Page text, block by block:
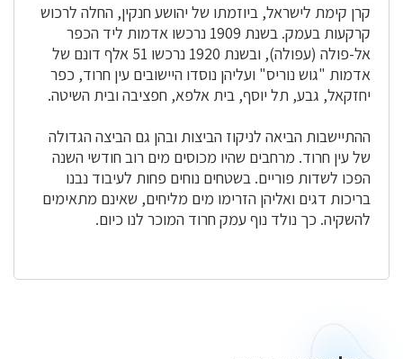
קרן קימת לישראל, ביוזמתו של יהושע חנקין, החלה לרכוש
קרקעות בעמק. בשנת 1909 נרכשו אדמות ליד הכפר
אל-פולה (עפולה), ובשנת 1920 נרכשו 51 אלף דונם של
אדמות "גוש נוריס" ועליהן נוסדו היישובים עין חרוד, כפר
יחזקאל, גבע, תל יוסף, בית אלפא, חפציבה ובית השיטה.
ההתיישבות הביאה לניקוז הביצות ובהן גם הביצה הגדולה
של עין חרוד. מרחבים שהיו מכוסים מים רוב חודשי השנה
הפכו לשדות פוריים. בשטחים נוחים פחות לעיבוד נבנו
בריכות דגים ואליהן הזרימו מים מליחים, שאינם מתאימים
להשקיה. כך נולד נוף עמק חרוד המוכר לנו כיום.